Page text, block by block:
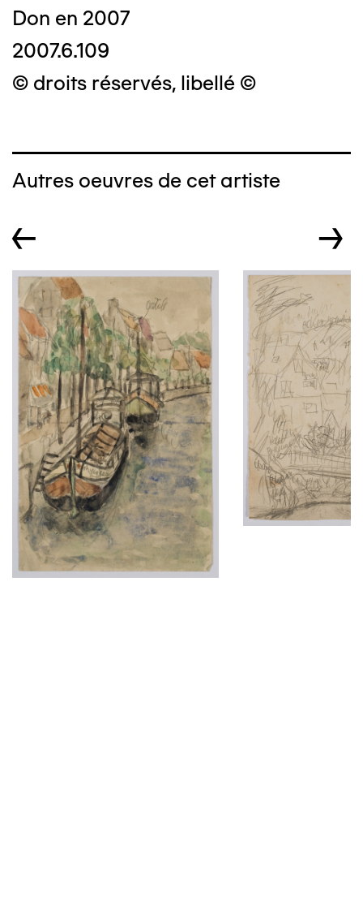
Don en 2007
2007.6.109
© droits réservés, libellé ©
Autres oeuvres de cet artiste
← →